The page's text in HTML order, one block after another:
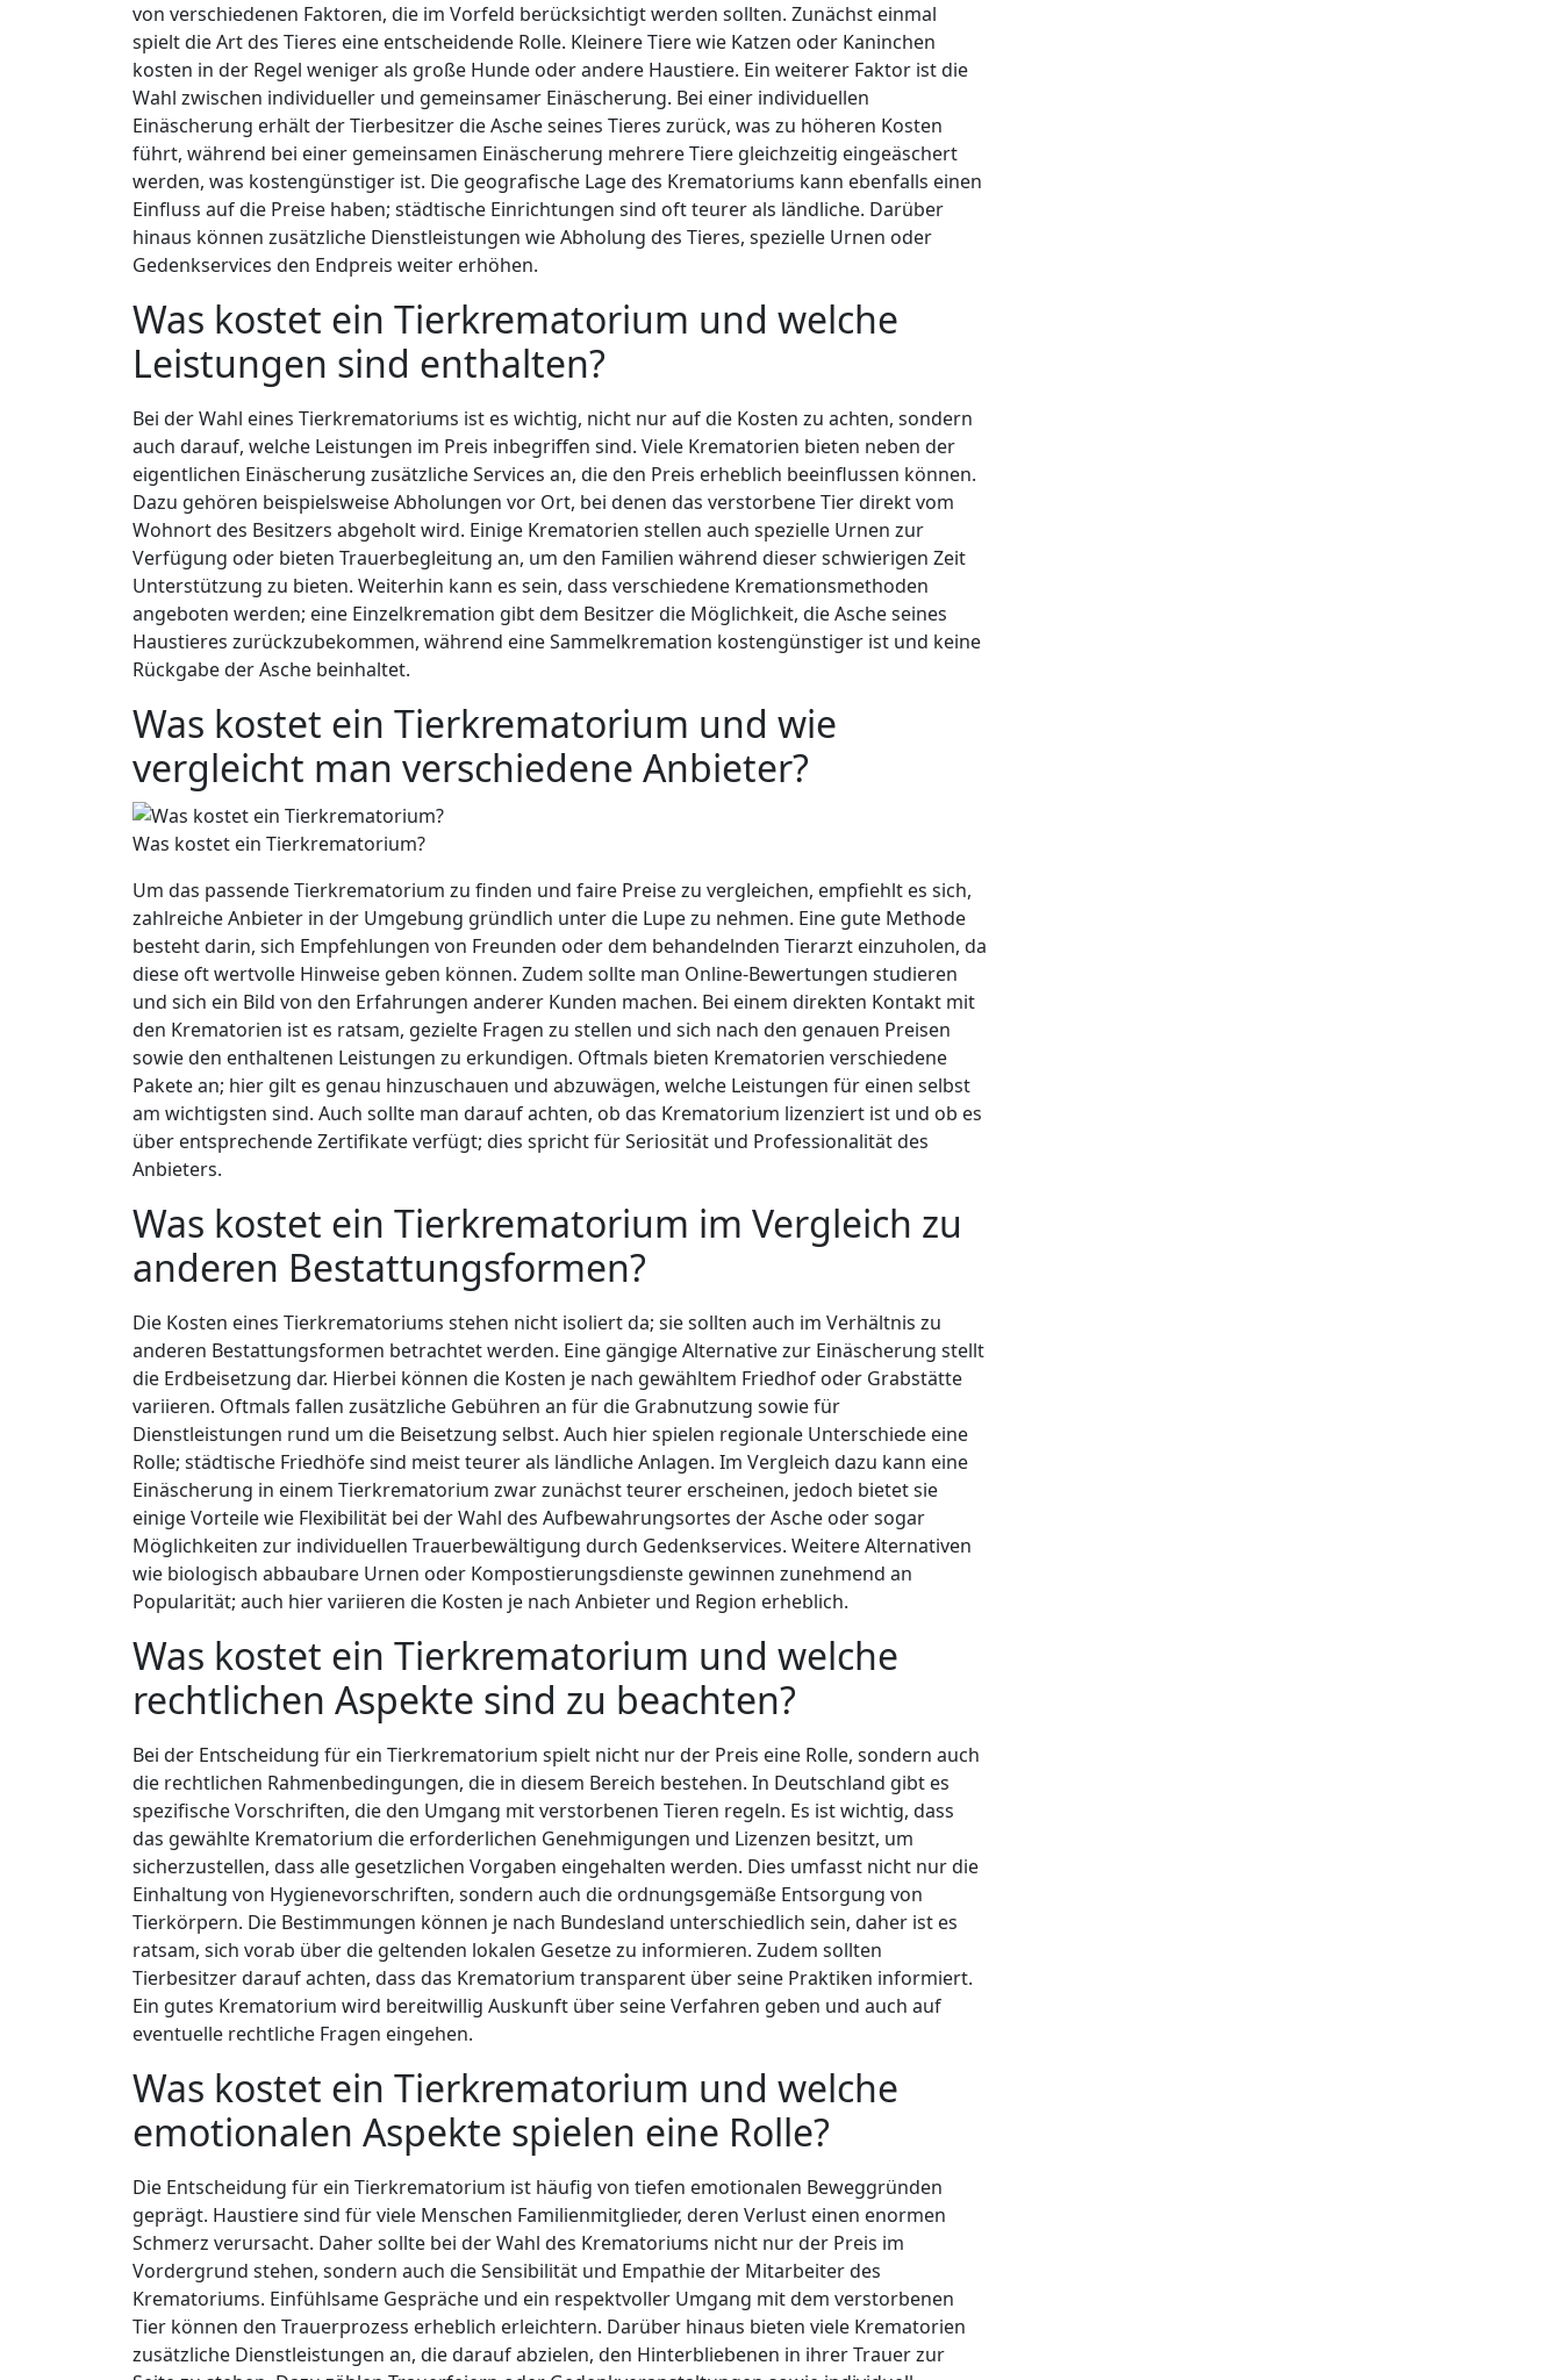
von verschiedenen Faktoren, die im Vorfeld berücksichtigt werden sollten. Zunächst einmal
spielt die Art des Tieres eine entscheidende Rolle. Kleinere Tiere wie Katzen oder Kaninchen
kosten in der Regel weniger als große Hunde oder andere Haustiere. Ein weiterer Faktor ist die
Wahl zwischen individueller und gemeinsamer Einäscherung. Bei einer individuellen
Einäscherung erhält der Tierbesitzer die Asche seines Tieres zurück, was zu höheren Kosten
führt, während bei einer gemeinsamen Einäscherung mehrere Tiere gleichzeitig eingeäschert
werden, was kostengünstiger ist. Die geografische Lage des Krematoriums kann ebenfalls einen
Einfluss auf die Preise haben; städtische Einrichtungen sind oft teurer als ländliche. Darüber
hinaus können zusätzliche Dienstleistungen wie Abholung des Tieres, spezielle Urnen oder
Gedenkservices den Endpreis weiter erhöhen.
Was kostet ein Tierkrematorium und welche
Leistungen sind enthalten?
Bei der Wahl eines Tierkrematoriums ist es wichtig, nicht nur auf die Kosten zu achten, sondern
auch darauf, welche Leistungen im Preis inbegriffen sind. Viele Krematorien bieten neben der
eigentlichen Einäscherung zusätzliche Services an, die den Preis erheblich beeinflussen können.
Dazu gehören beispielsweise Abholungen vor Ort, bei denen das verstorbene Tier direkt vom
Wohnort des Besitzers abgeholt wird. Einige Krematorien stellen auch spezielle Urnen zur
Verfügung oder bieten Trauerbegleitung an, um den Familien während dieser schwierigen Zeit
Unterstützung zu bieten. Weiterhin kann es sein, dass verschiedene Kremationsmethoden
angeboten werden; eine Einzelkremation gibt dem Besitzer die Möglichkeit, die Asche seines
Haustieres zurückzubekommen, während eine Sammelkremation kostengünstiger ist und keine
Rückgabe der Asche beinhaltet.
Was kostet ein Tierkrematorium und wie
vergleicht man verschiedene Anbieter?
Was kostet ein Tierkrematorium?
Um das passende Tierkrematorium zu finden und faire Preise zu vergleichen, empfiehlt es sich,
zahlreiche Anbieter in der Umgebung gründlich unter die Lupe zu nehmen. Eine gute Methode
besteht darin, sich Empfehlungen von Freunden oder dem behandelnden Tierarzt einzuholen, da
diese oft wertvolle Hinweise geben können. Zudem sollte man Online-Bewertungen studieren
und sich ein Bild von den Erfahrungen anderer Kunden machen. Bei einem direkten Kontakt mit
den Krematorien ist es ratsam, gezielte Fragen zu stellen und sich nach den genauen Preisen
sowie den enthaltenen Leistungen zu erkundigen. Oftmals bieten Krematorien verschiedene
Pakete an; hier gilt es genau hinzuschauen und abzuwägen, welche Leistungen für einen selbst
am wichtigsten sind. Auch sollte man darauf achten, ob das Krematorium lizenziert ist und ob es
über entsprechende Zertifikate verfügt; dies spricht für Seriosität und Professionalität des
Anbieters.
Was kostet ein Tierkrematorium im Vergleich zu
anderen Bestattungsformen?
Die Kosten eines Tierkrematoriums stehen nicht isoliert da; sie sollten auch im Verhältnis zu
anderen Bestattungsformen betrachtet werden. Eine gängige Alternative zur Einäscherung stellt
die Erdbeisetzung dar. Hierbei können die Kosten je nach gewähltem Friedhof oder Grabstätte
variieren. Oftmals fallen zusätzliche Gebühren an für die Grabnutzung sowie für
Dienstleistungen rund um die Beisetzung selbst. Auch hier spielen regionale Unterschiede eine
Rolle; städtische Friedhöfe sind meist teurer als ländliche Anlagen. Im Vergleich dazu kann eine
Einäscherung in einem Tierkrematorium zwar zunächst teurer erscheinen, jedoch bietet sie
einige Vorteile wie Flexibilität bei der Wahl des Aufbewahrungsortes der Asche oder sogar
Möglichkeiten zur individuellen Trauerbewältigung durch Gedenkservices. Weitere Alternativen
wie biologisch abbaubare Urnen oder Kompostierungsdienste gewinnen zunehmend an
Popularität; auch hier variieren die Kosten je nach Anbieter und Region erheblich.
Was kostet ein Tierkrematorium und welche
rechtlichen Aspekte sind zu beachten?
Bei der Entscheidung für ein Tierkrematorium spielt nicht nur der Preis eine Rolle, sondern auch
die rechtlichen Rahmenbedingungen, die in diesem Bereich bestehen. In Deutschland gibt es
spezifische Vorschriften, die den Umgang mit verstorbenen Tieren regeln. Es ist wichtig, dass
das gewählte Krematorium die erforderlichen Genehmigungen und Lizenzen besitzt, um
sicherzustellen, dass alle gesetzlichen Vorgaben eingehalten werden. Dies umfasst nicht nur die
Einhaltung von Hygienevorschriften, sondern auch die ordnungsgemäße Entsorgung von
Tierkörpern. Die Bestimmungen können je nach Bundesland unterschiedlich sein, daher ist es
ratsam, sich vorab über die geltenden lokalen Gesetze zu informieren. Zudem sollten
Tierbesitzer darauf achten, dass das Krematorium transparent über seine Praktiken informiert.
Ein gutes Krematorium wird bereitwillig Auskunft über seine Verfahren geben und auch auf
eventuelle rechtliche Fragen eingehen.
Was kostet ein Tierkrematorium und welche
emotionalen Aspekte spielen eine Rolle?
Die Entscheidung für ein Tierkrematorium ist häufig von tiefen emotionalen Beweggründen
geprägt. Haustiere sind für viele Menschen Familienmitglieder, deren Verlust einen enormen
Schmerz verursacht. Daher sollte bei der Wahl des Krematoriums nicht nur der Preis im
Vordergrund stehen, sondern auch die Sensibilität und Empathie der Mitarbeiter des
Krematoriums. Einfühlsame Gespräche und ein respektvoller Umgang mit dem verstorbenen
Tier können den Trauerprozess erheblich erleichtern. Darüber hinaus bieten viele Krematorien
zusätzliche Dienstleistungen an, die darauf abzielen, den Hinterbliebenen in ihrer Trauer zur